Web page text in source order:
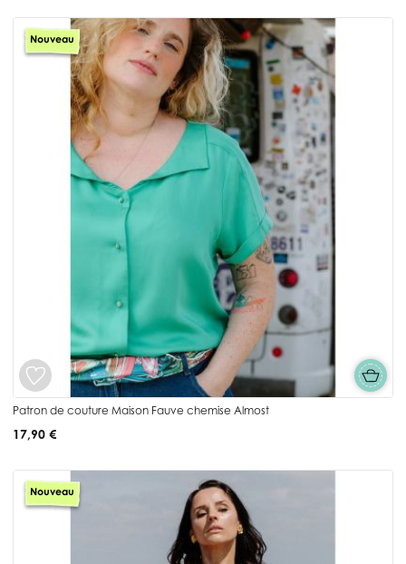
Nouveau
Patron de couture Maison Fauve chemise Almost
17,90 €
Nouveau